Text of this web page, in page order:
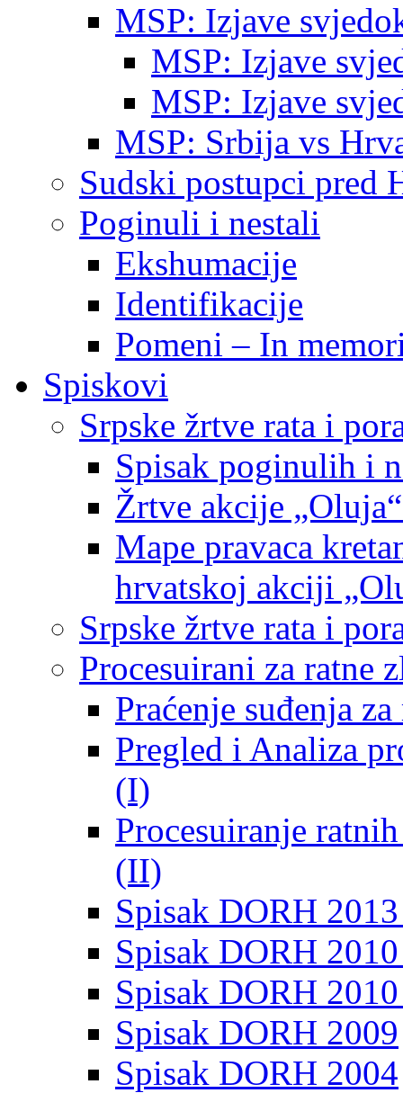
MSP: Izjave
MSP: Izjave
MSP: Izjave
MSP: Srbija vs
Sudski postupci pred
Poginuli i nestali
Ekshumacije
Identifikacije
Pomeni – In
Spiskovi
Srpske žrtve rata i
Spisak poginulih i
Žrtve akcije
Mape pravaca
hrvatskoj akciji
Srpske žrtve rata i
Procesuirani za ratne
Praćenje suđenja
Pregled i Analiza
(I)
Procesuiranje
(II)
Spisak DORH
Spisak DORH
Spisak DORH
Spisak DORH 2009
Spisak DORH 2004